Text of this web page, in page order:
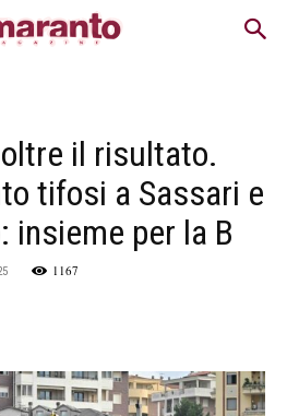
il risultato.
tifosi a Sassari e
insieme per la B
1167